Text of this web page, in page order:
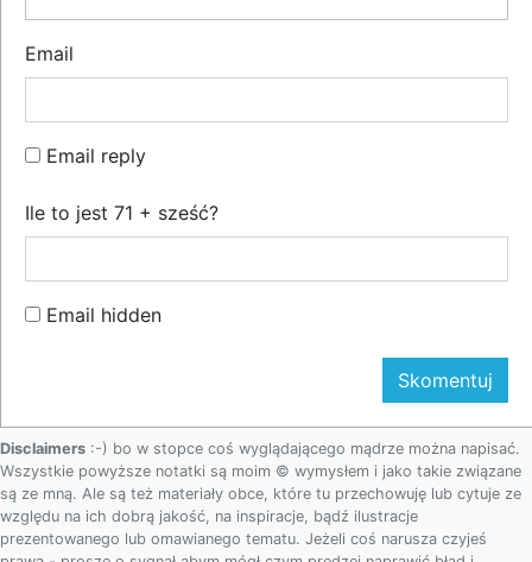
Email
Email reply
Ile to jest 71 + sześć?
Email hidden
Disclaimers :-) bo w stopce coś wyglądającego mądrze można napisać.
Wszystkie powyższe notatki są moim © wymysłem i jako takie związane
są ze mną. Ale są też materiały obce, które tu przechowuję lub cytuje ze
względu na ich dobrą jakość, na inspiracje, bądź ilustracje
prezentowanego lub omawianego tematu. Jeżeli coś narusza czyjeś